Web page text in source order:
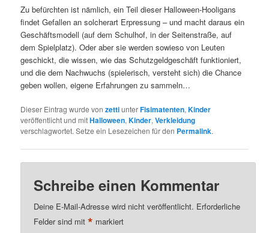
Zu befürchten ist nämlich, ein Teil dieser Halloween-Hooligans
findet Gefallen an solcherart Erpressung – und macht daraus ein
Geschäftsmodell (auf dem Schulhof, in der Seitenstraße, auf
dem Spielplatz). Oder aber sie werden sowieso von Leuten
geschickt, die wissen, wie das Schutzgeldgeschäft funktioniert,
und die dem Nachwuchs (spielerisch, versteht sich) die Chance
geben wollen, eigene Erfahrungen zu sammeln…
Dieser Eintrag wurde vonzettiunterFisimatenten,Kinder
veröffentlicht und mitHalloween,Kinder,Verkleidung
verschlagwortet. Setze ein Lesezeichen für den Permalink.
Schreibe einen Kommentar
Deine E-Mail-Adresse wird nicht veröffentlicht. Erforderliche
Felder sind mit* markiert